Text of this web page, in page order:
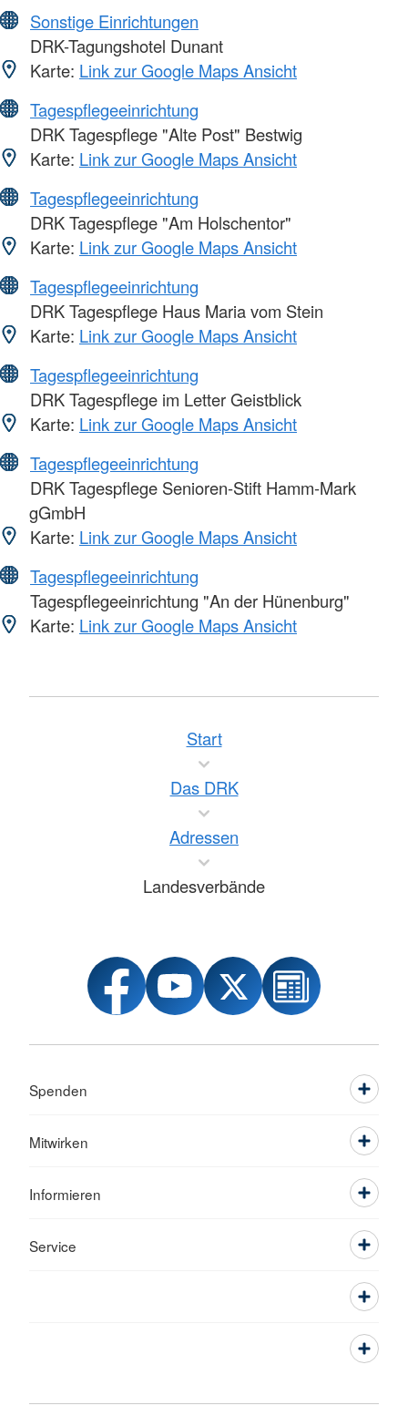
Sonstige Einrichtungen
DRK-Tagungshotel Dunant
Karte: Link zur Google Maps Ansicht
Tagespflegeeinrichtung
DRK Tagespflege "Alte Post" Bestwig
Karte: Link zur Google Maps Ansicht
Tagespflegeeinrichtung
DRK Tagespflege "Am Holschentor"
Karte: Link zur Google Maps Ansicht
Tagespflegeeinrichtung
DRK Tagespflege Haus Maria vom Stein
Karte: Link zur Google Maps Ansicht
Tagespflegeeinrichtung
DRK Tagespflege im Letter Geistblick
Karte: Link zur Google Maps Ansicht
Tagespflegeeinrichtung
DRK Tagespflege Senioren-Stift Hamm-Mark
gGmbH
Karte: Link zur Google Maps Ansicht
Tagespflegeeinrichtung
Tagespflegeeinrichtung "An der Hünenburg"
Karte: Link zur Google Maps Ansicht
Start
Das DRK
Adressen
Landesverbände
Spenden
Mitwirken
Informieren
Service